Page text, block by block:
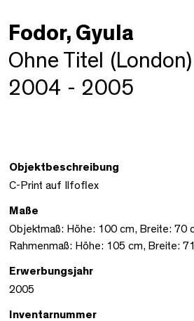
Fodor, Gyula
Ohne Titel (London)
2004 - 2005
Objektbeschreibung
C-Print auf Ilfoflex
Maße
Objektmaß: Höhe: 100 cm, Breite: 70
Rahmenmaß: Höhe: 105 cm, Breite:
Erwerbungsjahr
2005
Inventarnummer